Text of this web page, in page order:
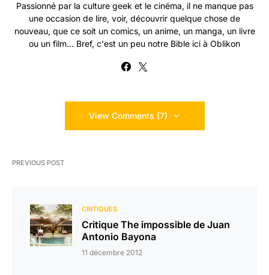
Passionné par la culture geek et le cinéma, il ne manque pas
une occasion de lire, voir, découvrir quelque chose de
nouveau, que ce soit un comics, un anime, un manga, un livre
ou un film... Bref, c'est un peu notre Bible ici à Oblikon
View Comments (7)
PREVIOUS POST
CRITIQUES
Critique The impossible de Juan
Antonio Bayona
11 décembre 2012